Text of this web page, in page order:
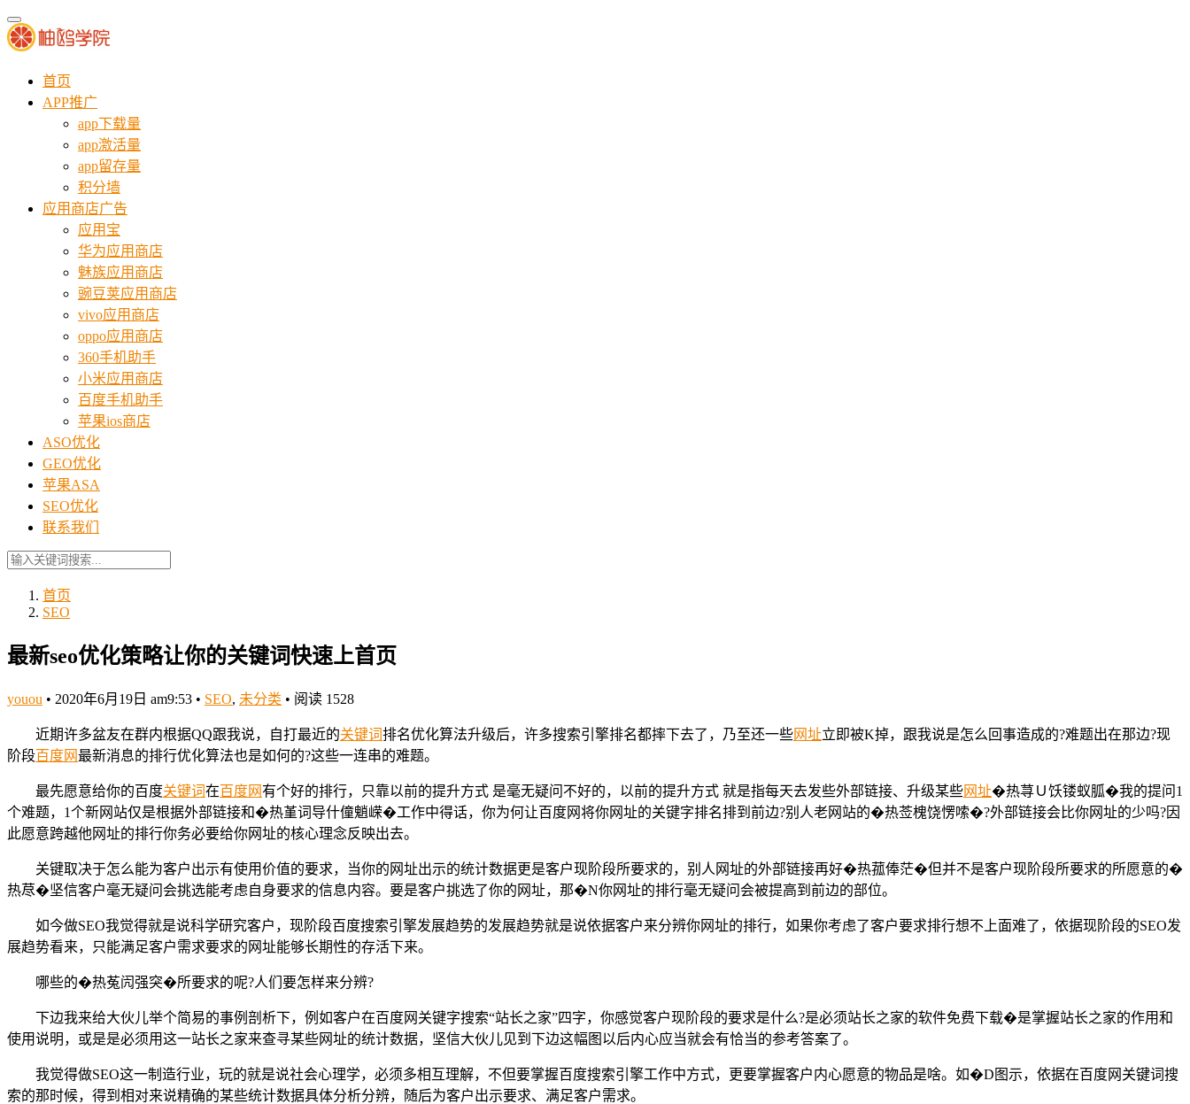
首页
APP推广
app下载量
app激活量
app留存量
积分墙
应用商店广告
应用宝
华为应用商店
魅族应用商店
豌豆荚应用商店
vivo应用商店
oppo应用商店
360手机助手
小米应用商店
百度手机助手
苹果ios商店
ASO优化
GEO优化
苹果ASA
SEO优化
联系我们
首页
SEO
最新seo优化策略让你的关键词快速上首页
youou • 2020年6月19日 am9:53 • SEO, 未分类 • 阅读 1528
近期许多盆友在群内根据QQ跟我说，自打最近的关键词排名优化算法升级后，许多搜索引擎排名都摔下去了，乃至还一些网址立即被K掉，跟我说是怎么回事造成的?难题出在那边?现
阶段百度网最新消息的排行优化算法也是如何的?这些一连串的难题。
最先愿意给你的百度关键词在百度网有个好的排行，只靠以前的提升方式 是毫无疑问不好的，以前的提升方式 就是指每天去发些外部链接、升级某些网址�热荨Ｕ饫镂蚁胍�我的提问1
个难题，1个新网站仅是根据外部链接和�热堇词导什僮魈嵘�工作中得话，你为何让百度网将你网址的关键字排名排到前边?别人老网站的�热莶槐饶愣嗦�?外部链接会比你网址的少吗?因
此愿意跨越他网址的排行你务必要给你网址的核心理念反映出去。
关键取决于怎么能为客户出示有使用价值的要求，当你的网址出示的统计数据更是客户现阶段所要求的，别人网址的外部链接再好�热菰俸茫�但并不是客户现阶段所要求的所愿意的�
热荩�坚信客户毫无疑问会挑选能考虑自身要求的信息内容。要是客户挑选了你的网址，那�N你网址的排行毫无疑问会被提高到前边的部位。
如今做SEO我觉得就是说科学研究客户，现阶段百度搜索引擎发展趋势的发展趋势就是说依据客户来分辨你网址的排行，如果你考虑了客户要求排行想不上面难了，依据现阶段的SEO发
展趋势看来，只能满足客户需求要求的网址能够长期性的存活下来。
哪些的�热菟闶强突�所要求的呢?人们要怎样来分辨?
下边我来给大伙儿举个简易的事例剖析下，例如客户在百度网关键字搜索“站长之家”四字，你感觉客户现阶段的要求是什么?是必须站长之家的软件免费下载�是掌握站长之家的作用和
使用说明，或是是必须用这一站长之家来查寻某些网址的统计数据，坚信大伙儿见到下边这幅图以后内心应当就会有恰当的参考答案了。
我觉得做SEO这一制造行业，玩的就是说社会心理学，必须多相互理解，不但要掌握百度搜索引擎工作中方式，更要掌握客户内心愿意的物品是啥。如�D图示，依据在百度网关键词搜
索的那时候，得到相对来说精确的某些统计数据具体分析分辨，随后为客户出示要求、满足客户需求。